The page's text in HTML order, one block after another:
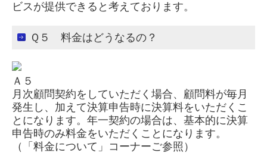
お問合せ
関連リンク
国の共済制度活用コーナー
小規模企業共済制度
ビスが提供できると考えております。
Ｑ５ 料金はどうなるの？
Ａ５
月次顧問契約をしていただく場合、顧問料が毎月
発生し、加えて決算申告時に決算料をいただくこ
とになります。年一契約の場合は、基本的に決算
申告時のみ料金をいただくことになります。
（「料金について」コーナーご参照）